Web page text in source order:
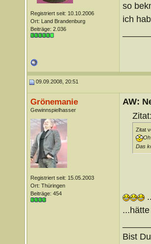
Registriert seit: 10.10.2006
Ort: Land Brandenburg
Beiträge: 2.036
so
ich
09.09.2008, 20:51
Grönemanie
Gewinnspielhasser
Registriert seit: 15.05.2003
Ort: Thüringen
Beiträge: 454
AW:
Zitat:
Zitat
Das
Bist